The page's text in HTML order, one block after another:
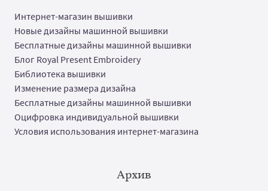
Интернет-магазин вышивки
Новые дизайны машинной вышивки
Бесплатные дизайны машинной вышивки
Блог Royal Present Embroidery
Библиотека вышивки
Изменение размера дизайна
Бесплатные дизайны машинной вышивки
Оцифровка индивидуальной вышивки
Условия использования интернет-магазина
Архив